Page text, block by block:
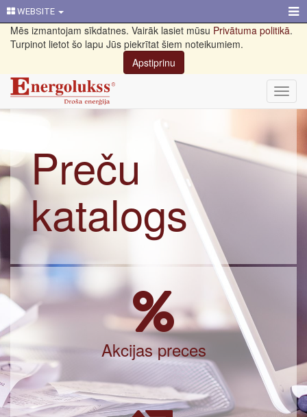
WEBSITE
Mēs izmantojam sīkdatnes. Vairāk lasiet mūsu Privātuma politikā.
Turpinot lietot šo lapu Jūs piekrītat šiem noteikumiem.
Apstiprinu
Preču
katalogs
Akcijas preces